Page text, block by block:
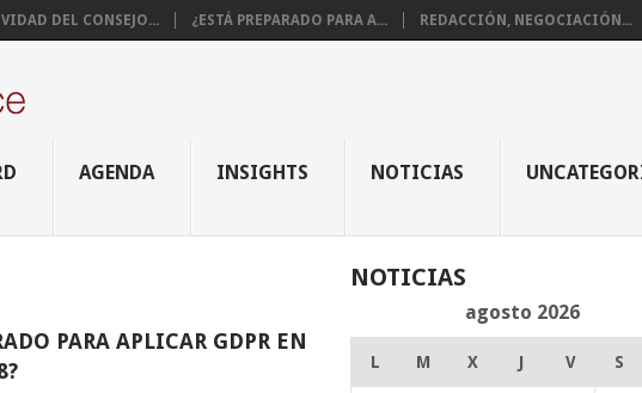
DEL CONSEJO... ¿ESTÁ PREPARADO PARA A... REDACCIÓN, NEGOCIACIÓN...
AGENDA INSIGHTS NOTICIAS
PARA APLICAR GDPR EN
NOTICIAS
agosto 2026
L M X J V S